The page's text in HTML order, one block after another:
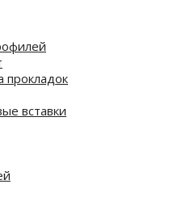
прокладок
вставки